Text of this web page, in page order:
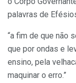
palavras de
“a fim de que não
que por ondas e
ensino, pela
maquinar o erro.”